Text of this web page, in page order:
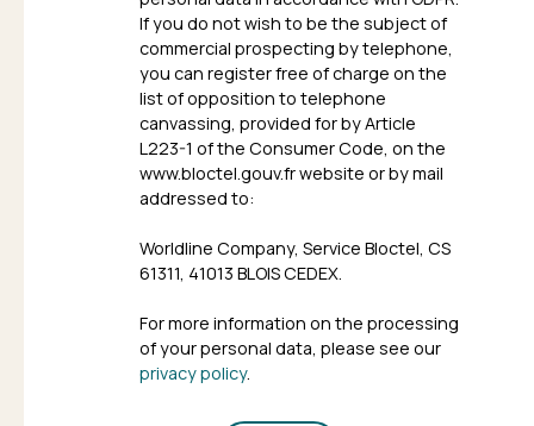
If you do not wish to be the subject of
commercial prospecting by telephone,
you can register free of charge on the
list of opposition to telephone
canvassing, provided for by Article
L223-1 of the Consumer Code, on the
www.bloctel.gouv.fr website or by mail
addressed to:
Worldline Company, Service Bloctel, CS
61311, 41013 BLOIS CEDEX.
For more information on the processing
of your personal data, please see our
privacy policy.